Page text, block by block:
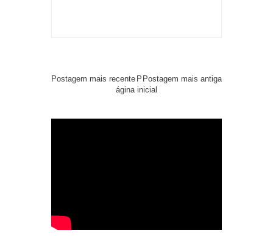
Postagem mais recente Postagem mais antiga
P
ágina inicial